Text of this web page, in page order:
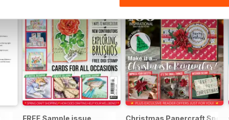
FREE Sample issue Christmas Papercraft